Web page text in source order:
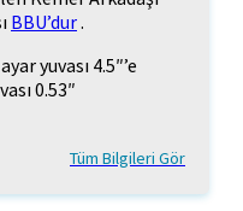
BBU’dur.
yuvası 4.5″’e
0.53″
Tüm Bilgileri Gör